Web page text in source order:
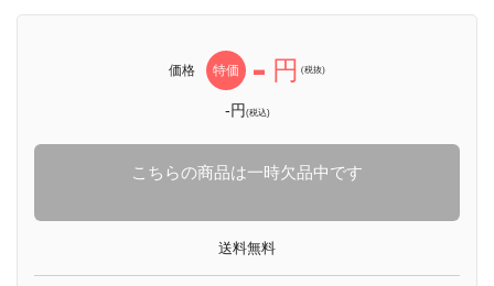
価格 特価 - 円 (税抜)
-円(税込)
こちらの商品は一時欠品中です
送料無料